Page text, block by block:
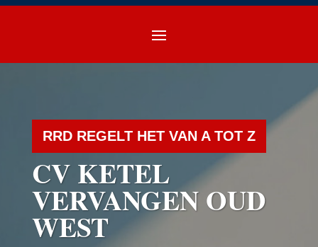
RRD REGELT HET VAN A TOT Z
CV KETEL
VERVANGEN OUD
WEST